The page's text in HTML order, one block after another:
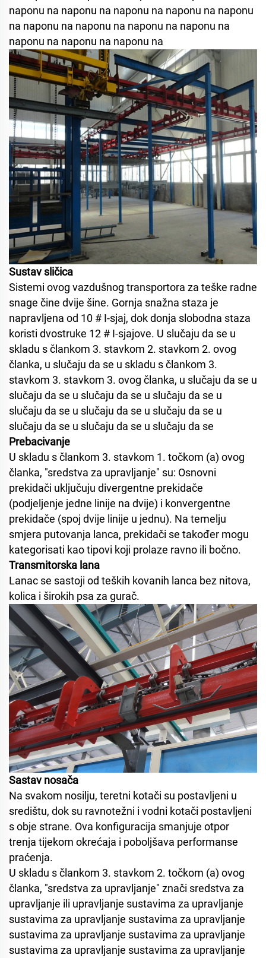
naponu na naponu na naponu na naponu na naponu
na naponu na naponu na naponu na naponu na
naponu na naponu na naponu na
Sustav sličica
Sistemi ovog vazdušnog transportora za teške radne
snage čine dvije šine. Gornja snažna staza je
napravljena od 10 # I-sjaj, dok donja slobodna staza
koristi dvostruke 12 # I-sjajove. U slučaju da se u
skladu s člankom 3. stavkom 2. stavkom 2. ovog
članka, u slučaju da se u skladu s člankom 3.
stavkom 3. stavkom 3. ovog članka, u slučaju da se u
slučaju da se u slučaju da se u slučaju da se u
slučaju da se u slučaju da se u slučaju da se u
slučaju da se u slučaju da se u slučaju da se
Prebacivanje
U skladu s člankom 3. stavkom 1. točkom (a) ovog
članka, "sredstva za upravljanje" su: Osnovni
prekidači uključuju divergentne prekidače
(podjeljenje jedne linije na dvije) i konvergentne
prekidače (spoj dvije linije u jednu). Na temelju
smjera putovanja lanca, prekidači se također mogu
kategorisati kao tipovi koji prolaze ravno ili bočno.
Transmitorska lana
Lanac se sastoji od teških kovanih lanca bez nitova,
kolica i širokih psa za gurač.
Sastav nosača
Na svakom nosilju, teretni kotači su postavljeni u
središtu, dok su ravnotežni i vodni kotači postavljeni
s obje strane. Ova konfiguracija smanjuje otpor
trenja tijekom okrećaja i poboljšava performanse
praćenja.
U skladu s člankom 3. stavkom 2. točkom (a) ovog
članka, "sredstva za upravljanje" znači sredstva za
upravljanje ili upravljanje sustavima za upravljanje
sustavima za upravljanje sustavima za upravljanje
sustavima za upravljanje sustavima za upravljanje
sustavima za upravljanje sustavima za upravljanje